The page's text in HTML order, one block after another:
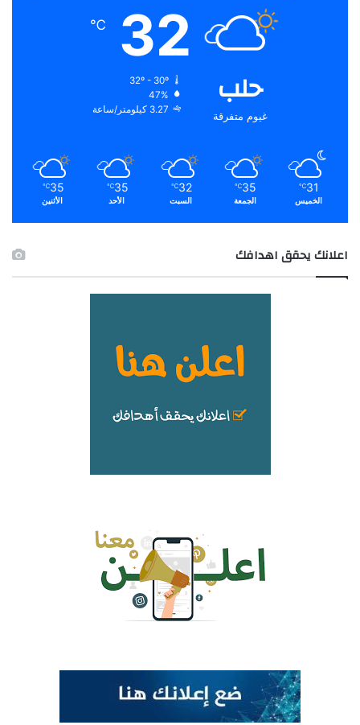
حلب
غيوم متفرقة
32
℃
32º - 30º
47%
3.27 كيلومتر/ساعة
31
℃
الخميس
35
℃
الجمعة
32
℃
السبت
35
℃
الأحد
35
℃
الأثنين
اعلانك يحقق اهدافك